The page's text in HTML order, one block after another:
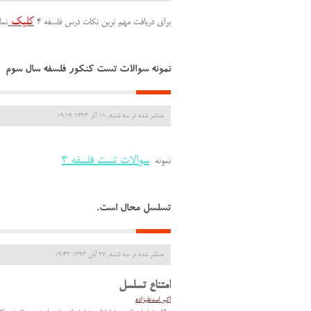
برای دریافت مهم ترین نکات درس فلسفه 4 کلیک
نمونه سوالات تست کنکور فلسفه سال سوم
منتشر شده در سه شنبه, 11 آذر 1393 09:19
نمونه سوالات تست فلسفه 3
تسلسل محال است.
منتشر شده در سه شنبه, 27 آبان 1393 09:42
امتناع تسلسل
اکبر اسدعلیزاده